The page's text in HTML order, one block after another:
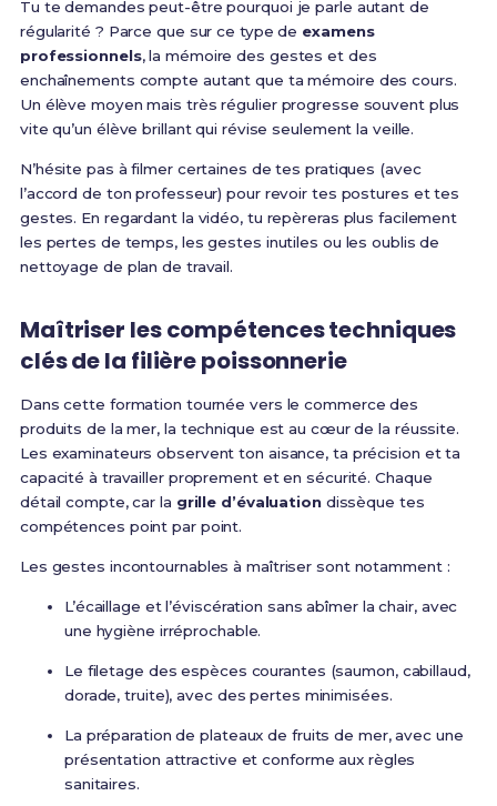
Tu te demandes peut-être pourquoi je parle autant de
régularité ? Parce que sur ce type de examens
professionnels, la mémoire des gestes et des
enchaînements compte autant que ta mémoire des cours.
Un élève moyen mais très régulier progresse souvent plus
vite qu’un élève brillant qui révise seulement la veille.
N’hésite pas à filmer certaines de tes pratiques (avec
l’accord de ton professeur) pour revoir tes postures et tes
gestes. En regardant la vidéo, tu repèreras plus facilement
les pertes de temps, les gestes inutiles ou les oublis de
nettoyage de plan de travail.
Maîtriser les compétences techniques
clés de la filière poissonnerie
Dans cette formation tournée vers le commerce des
produits de la mer, la technique est au cœur de la réussite.
Les examinateurs observent ton aisance, ta précision et ta
capacité à travailler proprement et en sécurité. Chaque
détail compte, car la grille d’évaluationdissèque tes
compétences point par point.
Les gestes incontournables à maîtriser sont notamment :
L’écaillage et l’éviscération sans abîmer la chair, avec
une hygiène irréprochable.
Le filetage des espèces courantes (saumon, cabillaud,
dorade, truite), avec des pertes minimisées.
La préparation de plateaux de fruits de mer, avec une
présentation attractive et conforme aux règles
sanitaires.